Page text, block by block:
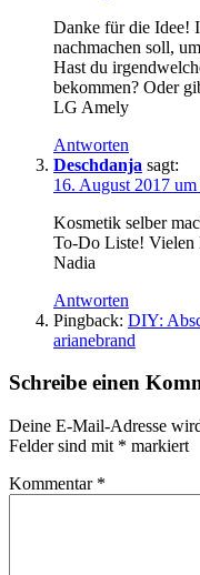
Danke für die Idee!
nachmachen soll,
Hast du
bekommen? Oder
LG Amely
Antworten
Deschdanja sagt:
16. August 2017
Kosmetik selber
To-Do Liste! Vielen
Nadia
Antworten
Pingback: DIY:
arianebrand
Schreibe einen
Deine E-Mail-Adresse
Felder sind mit * markiert
Kommentar *